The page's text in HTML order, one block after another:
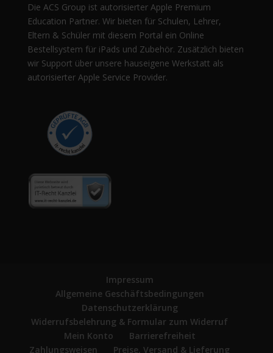
Die ACS Group ist autorisierter Apple Premium
Education Partner. Wir bieten für Schulen, Lehrer,
Eltern & Schüler mit diesem Portal ein Online
Bestellsystem für iPads und Zubehör. Zusätzlich bieten
wir Support über unsere hauseigene Werkstatt als
autorisierter Apple Service Provider.
Impressum
Allgemeine Geschäftsbedingungen
Datenschutzerklärung
Widerrufsbelehrung & Formular zum Widerruf
Mein Konto
Barrierefreiheit
Zahlungsweisen
Preise, Versand & Lieferung